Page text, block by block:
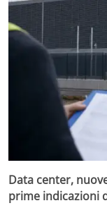
Data center,
prime indicazioni